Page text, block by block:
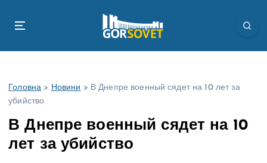
Головна > Новини > В Днепре военный сядет на 10 лет за
убийство
В Днепре военный сядет на 10
лет за убийство